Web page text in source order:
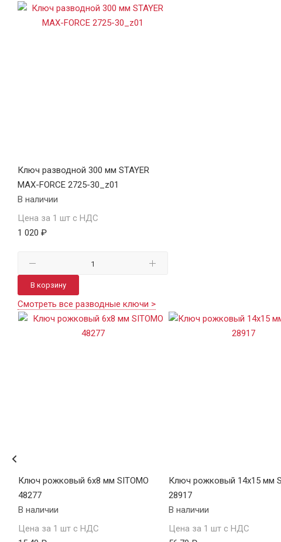
Ключ разводной 300 мм STAYER
MAX-FORCE 2725-30_z01
В наличии
Цена за 1 шт с НДС
1 020 ₽
В корзину
Смотреть все разводные ключи >
Ключ рожковый 6х8 мм SITOMO
48277
В наличии
Цена за 1 шт с НДС
Ключ рожковый 14х15 мм
28917
В наличии
Цена за 1 шт с НДС